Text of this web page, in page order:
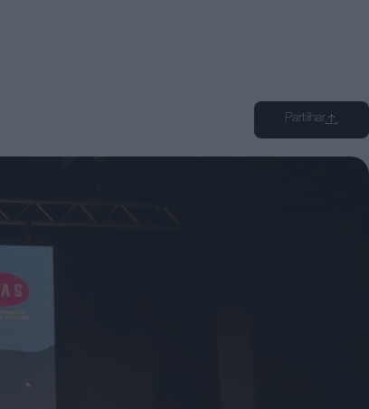
Partilhar